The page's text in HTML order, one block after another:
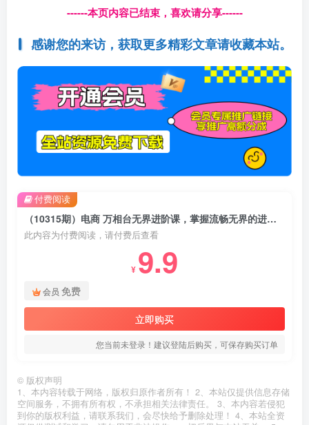
------本页内容已结束，喜欢请分享------
感谢您的来访，获取更多精彩文章请收藏本站。
（10315期）电商 万相台无界进阶课，掌握流畅无界的进阶策略（41节课）
此内容为付费阅读，请付费后查看
¥ 9.9
会员 免费
立即购买
您当前未登录！建议登陆后购买，可保存购买订单
付费阅读
© 版权声明
1、本内容转载于网络，版权归原作者所有！ 2、本站仅提供信息存储
空间服务，不拥有所有权，不承担相关法律责任。 3、本内容若侵犯
到你的版权利益，请联系我们，会尽快给予删除处理！ 4、本站全资